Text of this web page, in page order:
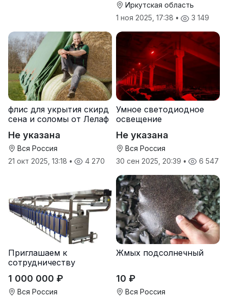
Иркутская область
1 ноя 2025, 17:38 • 3 149
флис для укрытия скирд
сена и соломы от Лелаф
Не указана
Вся Россия
21 окт 2025, 13:18 • 4 270
Умное светодиодное
освещение
Не указана
Вся Россия
30 сен 2025, 20:39 • 6 547
Приглашаем к
сотрудничеству
1 000 000 ₽
Вся Россия
Жмых подсолнечный
10 ₽
Вся Россия